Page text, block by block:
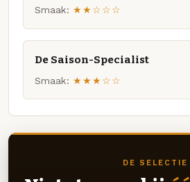
Smaak: ★★☆☆☆
De Saison-Specialist
Smaak: ★★★☆☆
DE SELECTIE